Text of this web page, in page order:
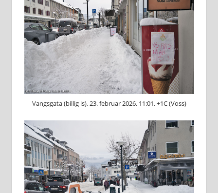
Vangsgata (billig is), 23. februar 2026, 11:01, +1C (Voss)